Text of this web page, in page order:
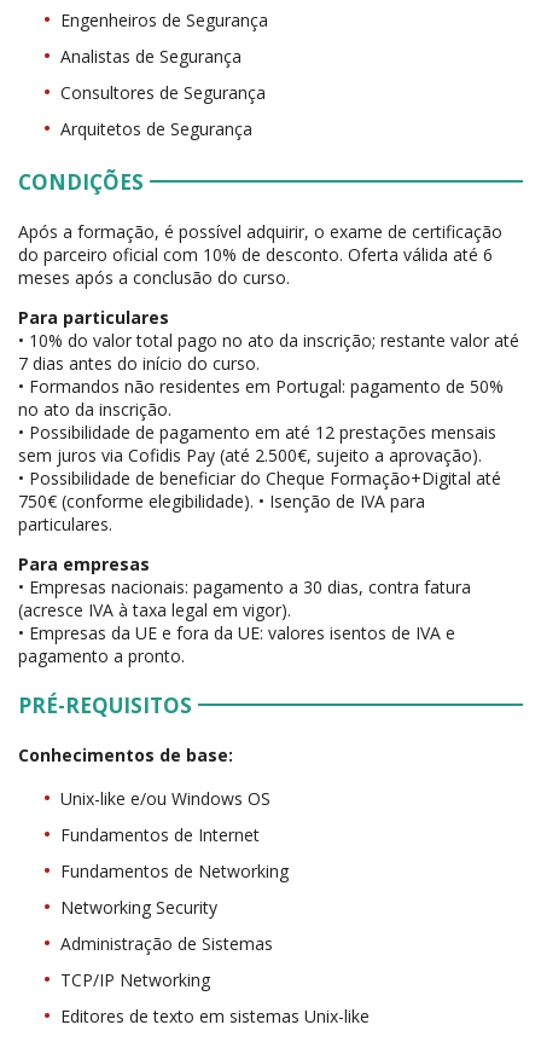
Engenheiros de Segurança
Analistas de Segurança
Consultores de Segurança
Arquitetos de Segurança
CONDIÇÕES
Após a formação, é possível adquirir, o exame de certificação
do parceiro oficial com 10% de desconto. Oferta válida até 6
meses após a conclusão do curso.
Para particulares
• 10% do valor total pago no ato da inscrição; restante valor até
7 dias antes do início do curso.
• Formandos não residentes em Portugal: pagamento de 50%
no ato da inscrição.
• Possibilidade de pagamento em até 12 prestações mensais
sem juros via Cofidis Pay (até 2.500€, sujeito a aprovação).
• Possibilidade de beneficiar do Cheque Formação+Digital até
750€ (conforme elegibilidade). • Isenção de IVA para
particulares.
Para empresas
• Empresas nacionais: pagamento a 30 dias, contra fatura
(acresce IVA à taxa legal em vigor).
• Empresas da UE e fora da UE: valores isentos de IVA e
pagamento a pronto.
PRÉ-REQUISITOS
Conhecimentos de base:
Unix-like e/ou Windows OS
Fundamentos de Internet
Fundamentos de Networking
Networking Security
Administração de Sistemas
TCP/IP Networking
Editores de texto em sistemas Unix-like